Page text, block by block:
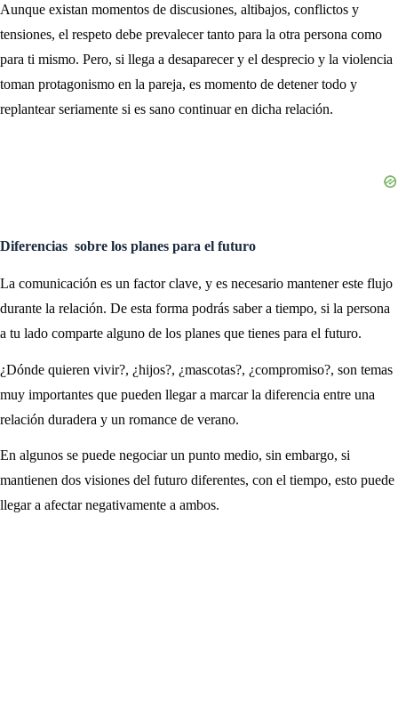
Aunque existan momentos de discusiones, altibajos, conflictos y
tensiones, el respeto debe prevalecer tanto para la otra persona como
para ti mismo. Pero, si llega a desaparecer y el desprecio y la violencia
toman protagonismo en la pareja, es momento de detener todo y
replantear seriamente si es sano continuar en dicha relación.
Diferencias sobre los planes para el futuro
La comunicación es un factor clave, y es necesario mantener este flujo
durante la relación. De esta forma podrás saber a tiempo, si la persona
a tu lado comparte alguno de los planes que tienes para el futuro.
¿Dónde quieren vivir?, ¿hijos?, ¿mascotas?, ¿compromiso?, son temas
muy importantes que pueden llegar a marcar la diferencia entre una
relación duradera y un romance de verano.
En algunos se puede negociar un punto medio, sin embargo, si
mantienen dos visiones del futuro diferentes, con el tiempo, esto puede
llegar a afectar negativamente a ambos.